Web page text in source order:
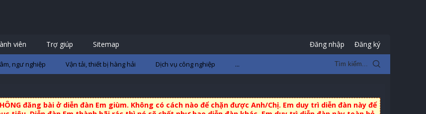
đăng bài ở diễn đàn Em giùm. Không có cách nào để chặn được Anh/Chị. Em duy trì diễn đàn này để
ngư nghiệp Vận tải, thiết bị hàng hải Dịch vụ công nghiệp ...
viên Trợ giúp Sitemap Đăng nhập Đăng ký